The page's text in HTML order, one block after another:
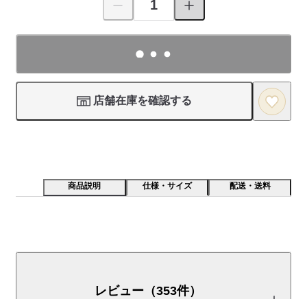
店舗在庫を確認する
商品説明 仕様・サイズ 配送・送料
レビュー（353件）